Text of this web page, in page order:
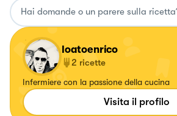
loatoenrico
2 ricette
Infermiere con la passione della cucina
Visita il profilo